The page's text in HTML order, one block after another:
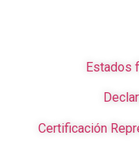
Estados
Certificación